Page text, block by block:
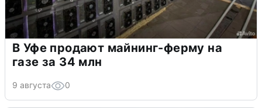
В Уфе продают майнинг-ферму на
газе за 34 млн
9 августа 0